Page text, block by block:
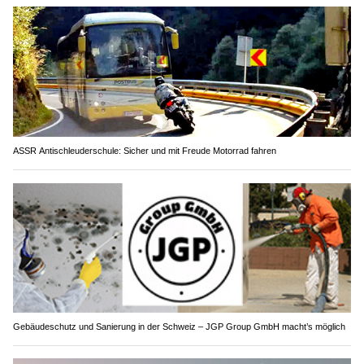
ASSR Antischleuderschule: Sicher und mit Freude Motorrad fahren
Gebäudeschutz und Sanierung in der Schweiz – JGP Group GmbH macht’s möglich